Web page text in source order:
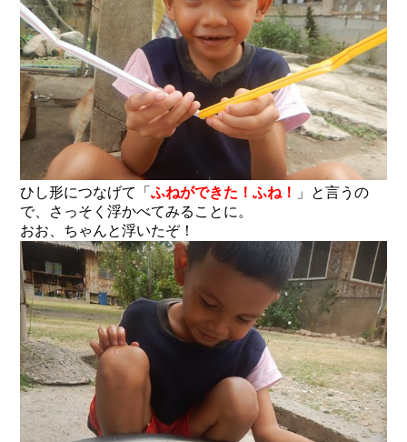
ひし形につなげて「ふねができた！ふね！
」と言うの
で、さっそく浮かべてみることに。
おお、ちゃんと浮いたぞ！